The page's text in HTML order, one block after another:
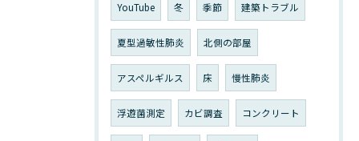
YouTube 冬 季節 建築トラブル
夏型過敏性肺炎 北側の部屋
アスペルギルス 床 慢性肺炎
浮遊菌測定 カビ調査 コンクリート